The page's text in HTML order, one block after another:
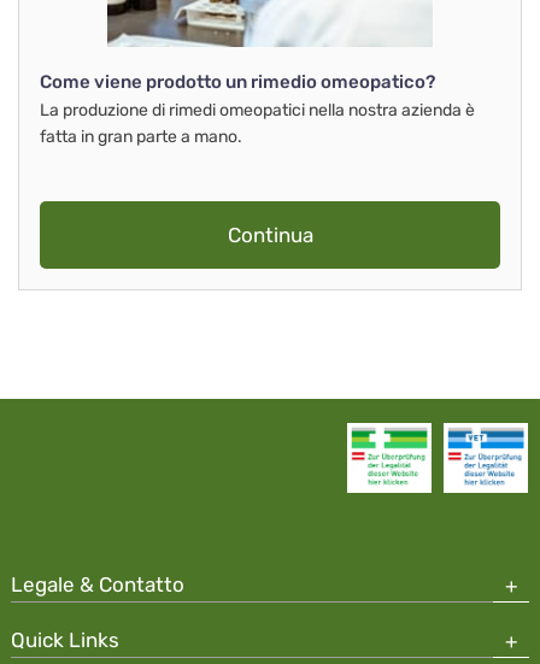
Come viene prodotto un rimedio omeopatico?
La produzione di rimedi omeopatici nella nostra azienda è
fatta in gran parte a mano.
Continua
Legale & Contatto
Quick Links